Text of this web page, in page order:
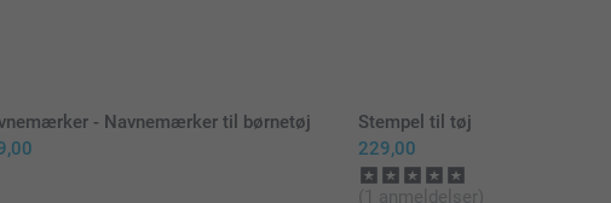
- Navnemærker til børnetøj
Stempel til tøj
229,00
(1 anmeldelser)